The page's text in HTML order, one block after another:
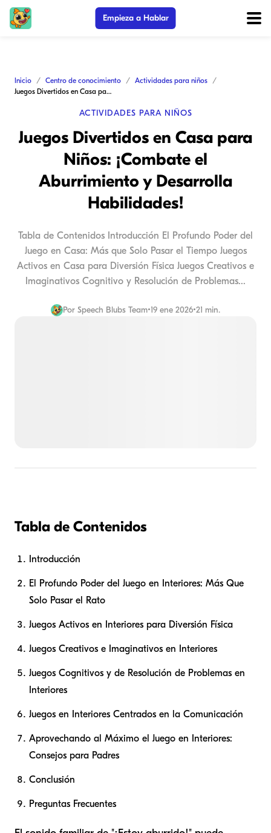
Empieza a Hablar
Inicio Centro de conocimiento
Actividades para niños
Juegos Divertidos en Casa para Niños: ¡Combate el Aburrimiento y Desarrolla Habilidades!
ACTIVIDADES PARA NIÑOS
Juegos Divertidos en Casa para
Niños: ¡Combate el
Aburrimiento y Desarrolla
Habilidades!
Tabla de Contenidos Introducción El Profundo Poder del
Juego en Casa: Más que Solo Pasar el Tiempo Juegos
Activos en Casa para Diversión Física Juegos Creativos e
Imaginativos Cognitivo y Resolución de Problemas...
Por Speech Blubs Team•19 ene 2026•21 min.
Tabla de Contenidos
Introducción
El Profundo Poder del Juego en Interiores: Más Que
Solo Pasar el Rato
Juegos Activos en Interiores para Diversión Física
Juegos Creativos e Imaginativos en Interiores
Juegos Cognitivos y de Resolución de Problemas en
Interiores
Juegos en Interiores Centrados en la Comunicación
Aprovechando al Máximo el Juego en Interiores:
Consejos para Padres
Conclusión
Preguntas Frecuentes